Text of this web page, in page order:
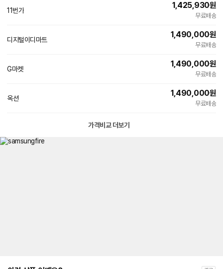
11번가
1,425,930원
무료배송
디지털이디마트
1,490,000원
무료배송
G마켓
1,490,000원
무료배송
옥션
1,490,000원
무료배송
가격비교 더보기